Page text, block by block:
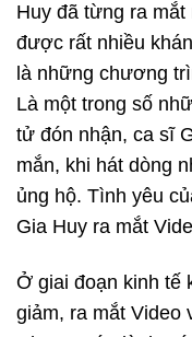
Huy đã từng ra
được rất nhiều
là những chương
Là một trong số
tử đón nhận, ca sĩ
mắn, khi hát dòng
ủng hộ. Tình yêu
Gia Huy ra mắt
Ở giai đoạn kinh tế
giảm, ra mắt Video